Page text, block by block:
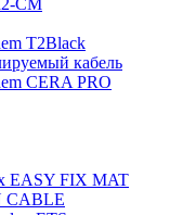
CM
T2Black
кабель
CERA PRO
EASY FIX MAT
CABLE